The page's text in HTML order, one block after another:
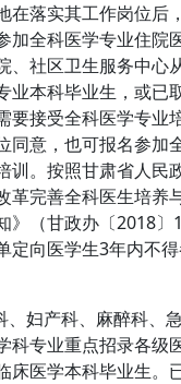
在落实其工作岗位后
加全科医学专业住院
、社区卫生服务中心
业本科毕业生，或已
要接受全科医学专业
同意，也可报名参加
训。按照甘肃省人民
革完善全科医生培养
》（甘政办〔2018〕
定向医学生3年内不
、妇产科、麻醉科、
科专业重点招录各级
床医学本科毕业生。